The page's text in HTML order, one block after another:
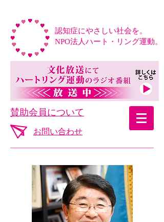
認知症にやさしい社会を。
NPO法人ハート・リング運動。
​賛助会員について
お問い合わせ